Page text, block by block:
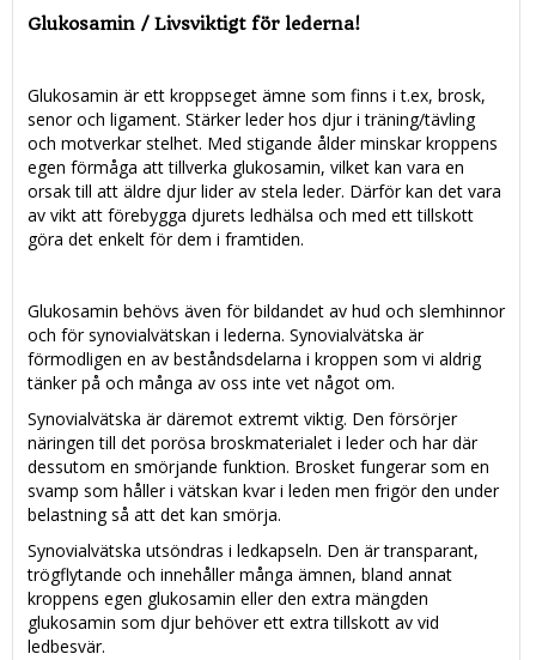
Glukosamin / Livsviktigt för lederna!
Glukosamin är ett kroppseget ämne som finns i t.ex, brosk,
senor och ligament. Stärker leder hos djur i träning/tävling
och motverkar stelhet. Med stigande ålder minskar kroppens
egen förmåga att tillverka glukosamin, vilket kan vara en
orsak till att äldre djur lider av stela leder. Därför kan det vara
av vikt att förebygga djurets ledhälsa och med ett tillskott
göra det enkelt för dem i framtiden.
Glukosamin behövs även för bildandet av hud och slemhinnor
och för synovialvätskan i lederna. Synovialvätska är
förmodligen en av beståndsdelarna i kroppen som vi aldrig
tänker på och många av oss inte vet något om.
Synovialvätska är däremot extremt viktig. Den försörjer
näringen till det porösa broskmaterialet i leder och har där
dessutom en smörjande funktion. Brosket fungerar som en
svamp som håller i vätskan kvar i leden men frigör den under
belastning så att det kan smörja.
Synovialvätska utsöndras i ledkapseln. Den är transparant,
trögflytande och innehåller många ämnen, bland annat
kroppens egen glukosamin eller den extra mängden
glukosamin som djur behöver ett extra tillskott av vid
ledbesvär.